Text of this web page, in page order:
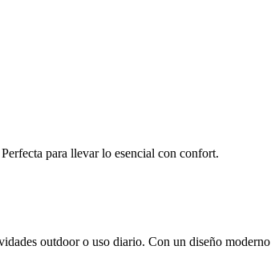
para llevar lo esencial con confort.
outdoor o uso diario. Con un diseño moderno